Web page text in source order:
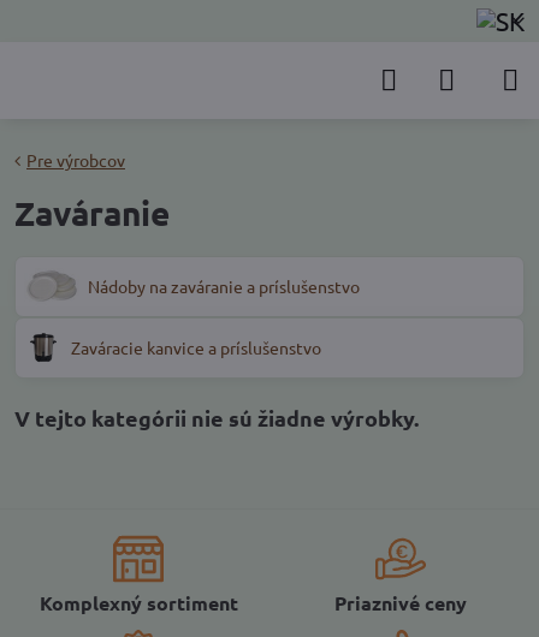
Pre výrobcov
Zaváranie
Nádoby na zaváranie a príslušenstvo
Zaváracie kanvice a príslušenstvo
Komplexný sortiment Priaznivé ceny